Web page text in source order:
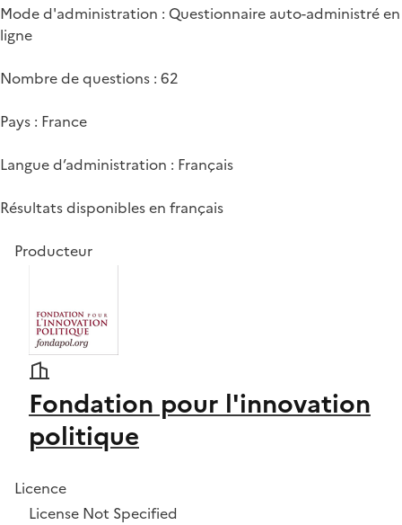
Mode d'administration : Questionnaire auto-administré en
ligne
Nombre de questions : 62
Pays : France
Langue d’administration : Français
Résultats disponibles en français
Producteur
Fondation pour l'innovation
politique
Licence
License Not Specified